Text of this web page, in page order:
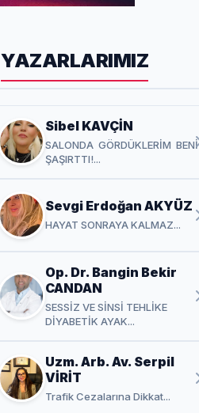
YAZARLARIMIZ
Sibel KAVÇİN
SALONDA GÖRDÜKLERİM BENİ
ŞAŞIRTTI!...
Sevgi Erdoğan AKYÜZ
HAYAT SONRAYA KALMAZ...
Op. Dr. Bangin Bekir
CANDAN
SESSİZ VE SİNSİ TEHLİKE
DİYABETİK AYAK...
Uzm. Arb. Av. Serpil
VİRİT
Trafik Cezalarına Dikkat...